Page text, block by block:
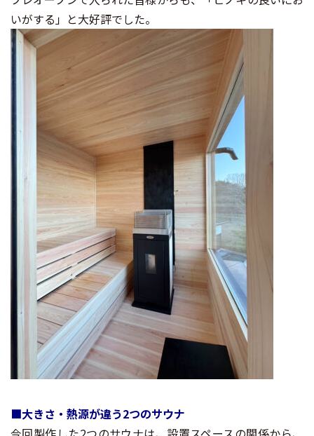
いがする」と大好評でした。
■大きさ・熱源が違う2つのサウナ